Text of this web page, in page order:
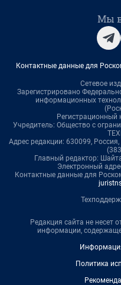
Мы в
Контактные данные для
Сетевое
Зарегистрировано
информационных
Учредитель: Общество с
Адрес редакции: 630099,
Главный редактор:
Электронный
Контактные данные для
Редакция сайта не несет
информации,
Политика